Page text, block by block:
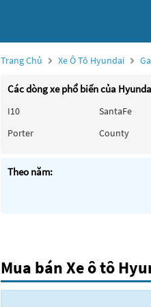
Trang Chủ Xe Ô Tô Hyundai
Các dòng xe phổ biến của
I10 SantaFe
Porter
County
Theo năm:
Mua bán Xe ô tô